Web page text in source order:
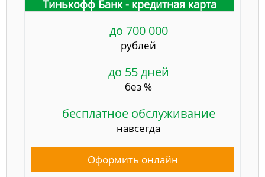
Тинькофф Банк - кредитная карта
до 700 000
рублей
до 55 дней
без %
бесплатное обслуживание
навсегда
Оформить онлайн